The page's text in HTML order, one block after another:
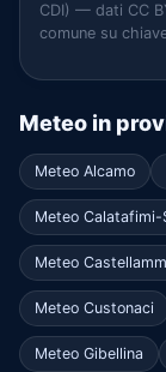
CDI) — dati CC
comune su
Meteo in
Meteo Alcamo
Meteo Calatafimi-
Meteo
Meteo Custonaci
Meteo Gibellina